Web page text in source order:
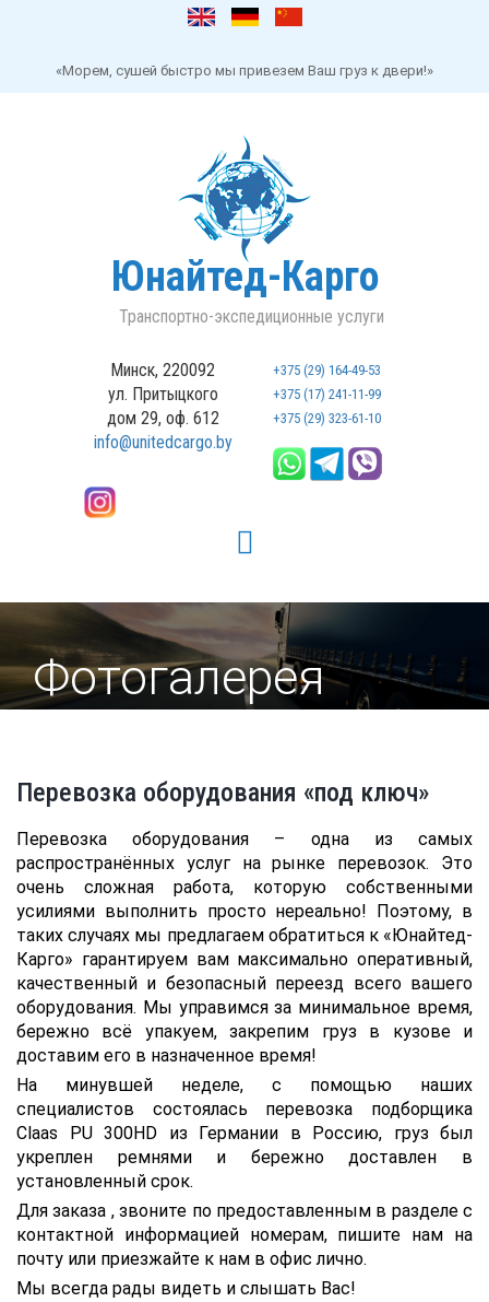
«Морем, сушей быстро мы привезем Ваш груз к двери!»
Юнайтед-Карго
Транспортно-экспедиционные услуги
Минск, 220092
ул. Притыцкого
дом 29, оф. 612
info@unitedcargo.by
+375 (29) 164-49-53
+375 (17) 241-11-99
+375 (29) 323-61-10
Фотогалерея
Перевозка оборудования «под ключ»
Перевозка оборудования – одна из самых
распространённых услуг на рынке перевозок. Это
очень сложная работа, которую собственными
усилиями выполнить просто нереально! Поэтому, в
таких случаях мы предлагаем обратиться к «Юнайтед-
Карго» гарантируем вам максимально оперативный,
качественный и безопасный переезд всего вашего
оборудования. Мы управимся за минимальное время,
бережно всё упакуем, закрепим груз в кузове и
доставим его в назначенное время!
На минувшей неделе, с помощью наших
специалистов состоялась перевозка подборщика
Claas PU 300HD из Германии в Россию, груз был
укреплен ремнями и бережно доставлен в
установленный срок.
Для заказа , звоните по предоставленным в разделе с
контактной информацией номерам, пишите нам на
почту или приезжайте к нам в офис лично.
Мы всегда рады видеть и слышать Вас!